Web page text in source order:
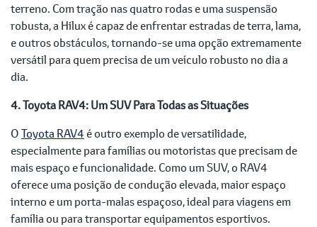
terreno. Com tração nas quatro rodas e uma suspensão
robusta, a Hilux é capaz de enfrentar estradas de terra, lama,
e outros obstáculos, tornando-se uma opção extremamente
versátil para quem precisa de um veículo robusto no dia a
dia.
4. Toyota RAV4: Um SUV Para Todas as Situações
OToyota RAV4 é outro exemplo de versatilidade,
especialmente para famílias ou motoristas que precisam de
mais espaço e funcionalidade. Como um SUV, o RAV4
oferece uma posição de condução elevada, maior espaço
interno e um porta-malas espaçoso, ideal para viagens em
família ou para transportar equipamentos esportivos.